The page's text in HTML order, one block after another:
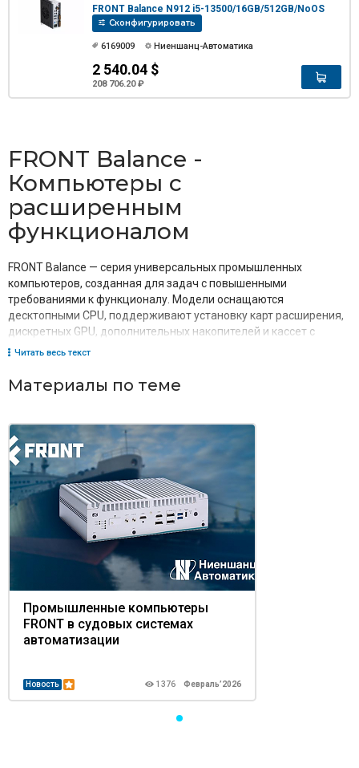
FRONT Balance N912 i5-13500/16GB/512GB/NoOS
Сконфигурировать
6169009 Ниеншанц-Автоматика
2 540.04 $
208 706.20 ₽
FRONT Balance -
Компьютеры с
расширенным
функционалом
FRONT Balance — серия универсальных промышленных
компьютеров, созданная для задач с повышенными
требованиями к функционалу. Модели оснащаются
десктопными CPU, поддерживают установку карт расширения,
дискретных GPU, дополнительных накопителей и кассет с
аппаратным RAID. Имеют широкий диапазон питания, гибкие
доступны в исполнении с пассивным или комбинированным
охлаждением. Серию выбирают для проектов, где нужна
функциональность: машинное зрение, маркировочные системы,
умный склад, АРМ оператора, видеонаблюдение, транспортные
и навигационные комплексы.
Читать весь текст
Материалы по теме
Промышленные компьютеры
FRONT в судовых системах
автоматизации
Новость 1376 Февраль’2026